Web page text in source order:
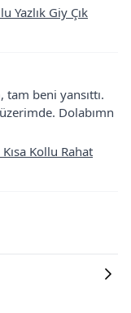
Yazlık Giy Çık
beni yansıttı.
Dolabımn
Kollu Rahat